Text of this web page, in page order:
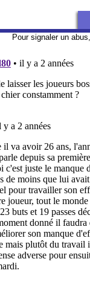
Pour signaler un